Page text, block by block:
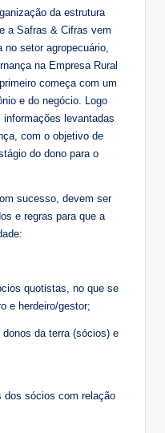
da estrutura
a Safras & Cifras vem
setor agropecuário,
na Empresa Rural
começa com um
e do negócio. Logo
levantadas
com o objetivo de
do dono para o
sucesso, devem ser
e regras para que a
quotistas, no que se
e herdeiro/gestor;
da terra (sócios) e
dos sócios com relação